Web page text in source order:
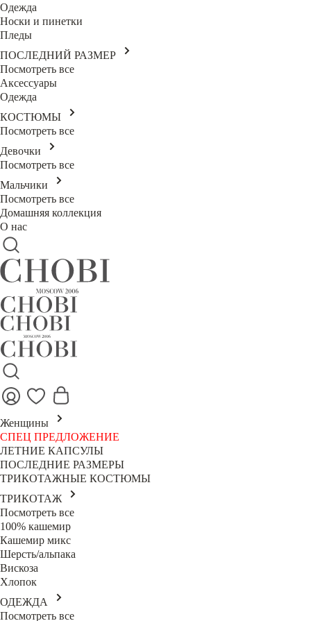
Одежда
Носки и пинетки
Пледы
ПОСЛЕДНИЙ РАЗМЕР
Посмотреть все
Аксессуары
Одежда
КОСТЮМЫ
Посмотреть все
Девочки
Посмотреть все
Мальчики
Посмотреть все
Домашняя коллекция
О нас
Женщины
СПЕЦ ПРЕДЛОЖЕНИЕ
ЛЕТНИЕ КАПСУЛЫ
ПОСЛЕДНИЕ РАЗМЕРЫ
ТРИКОТАЖНЫЕ КОСТЮМЫ
ТРИКОТАЖ
Посмотреть все
100% кашемир
Кашемир микс
Шерсть/альпака
Вискоза
Хлопок
ОДЕЖДА
Посмотреть все